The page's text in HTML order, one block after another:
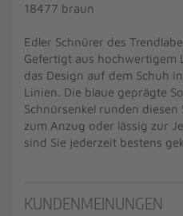
18477 braun
Edler Schnürer des
Gefertigt aus hochwertigem
das Design auf dem Schuh
Linien. Die blaue geprägte
Schnürsenkel runden
zum Anzug oder lässig zur
sind Sie jederzeit bestens
KUNDENMEINUNGEN